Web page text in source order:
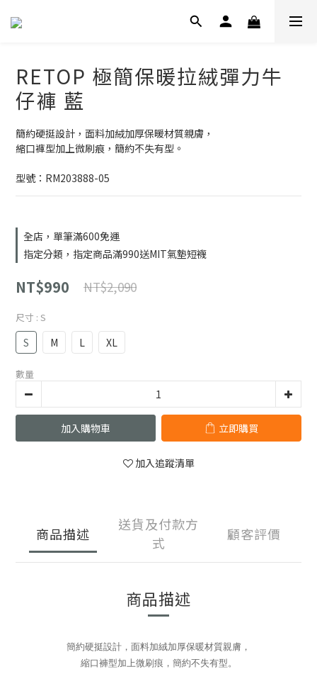
RETOP 極簡保暖拉絨彈力牛
仔褲 藍
簡約硬挺設計，面料加絨加厚保暖材質親膚，
縮口褲型加上微刷痕，簡約不失有型。
型號：RM203888-05
全店，單筆滿600免運
指定分類，指定商品滿990送MIT氣墊短襪
NT$990 NT$2,090
尺寸 : S
S M L XL
數量
加入購物車 立即購買
加入追蹤清單
商品描述
送貨及付款方
式
顧客評價
商品描述
簡約硬挺設計，面料加絨加厚保暖材質親膚，
縮口褲型加上微刷痕，簡約不失有型。